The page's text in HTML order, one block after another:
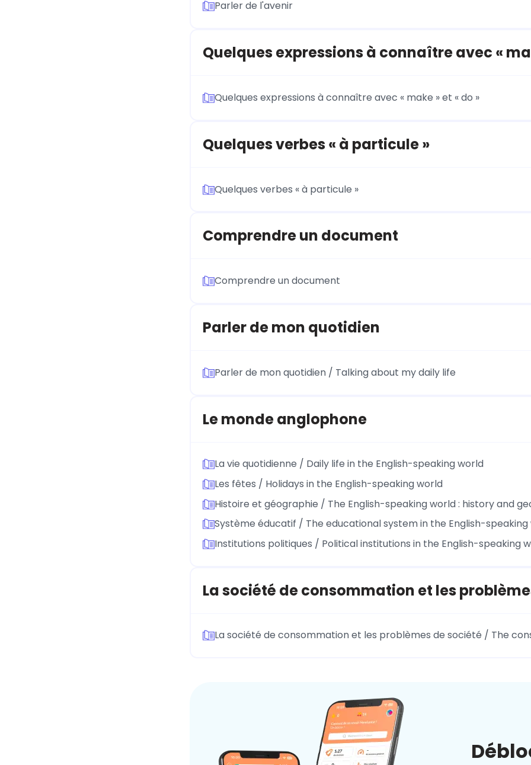
Parler de l'avenir
Quelques expressions à connaître avec «
Quelques expressions à connaître avec « make » et « do »
Quelques verbes « à particule »
Quelques verbes « à particule »
Comprendre un document
Comprendre un document
Parler de mon quotidien
Parler de mon quotidien / Talking about my daily life
Le monde anglophone
La vie quotidienne / Daily life in the English-speaking world
Les fêtes / Holidays in the English-speaking world
Histoire et géographie / The English-speaking world : history and
Système éducatif / The educational system in the English-
Institutions politiques / Political institutions in the English-speaking
La société de consommation et les
La société de consommation et les problèmes de société / The